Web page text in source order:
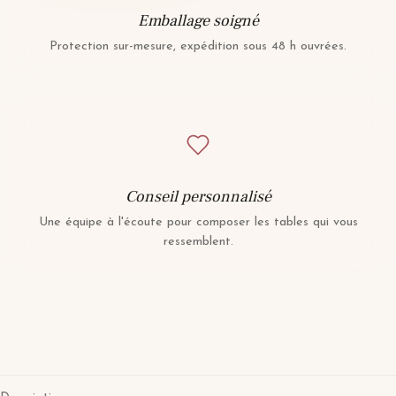
Emballage soigné
Protection sur-mesure, expédition sous 48 h ouvrées.
Conseil personnalisé
Une équipe à l'écoute pour composer les tables qui vous
ressemblent.